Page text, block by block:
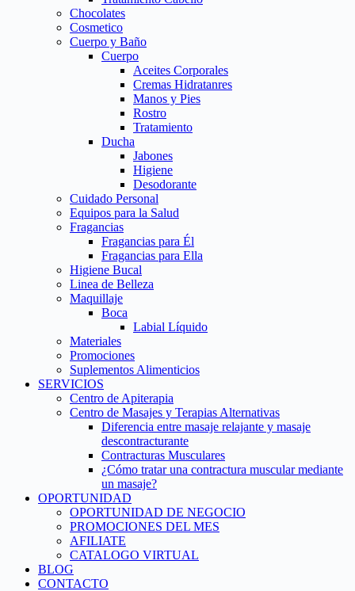
Chocolates
Cosmetico
Cuerpo y Baño
Cuerpo
Aceites Corporales
Cremas Hidratanres
Manos y Pies
Rostro
Tratamiento
Ducha
Jabones
Higiene
Desodorante
Cuidado Personal
Equipos para la Salud
Fragancias
Fragancias para Él
Fragancias para Ella
Higiene Bucal
Linea de Belleza
Maquillaje
Boca
Labial Líquido
Materiales
Promociones
Suplementos Alimenticios
SERVICIOS
Centro de Apiterapia
Centro de Masajes y Terapias Alternativas
Diferencia entre masaje relajante y masaje
descontracturante
Contracturas Musculares
¿Cómo tratar una contractura muscular mediante
un masaje?
OPORTUNIDAD
OPORTUNIDAD DE NEGOCIO
PROMOCIONES DEL MES
AFILIATE
CATALOGO VIRTUAL
BLOG
CONTACTO